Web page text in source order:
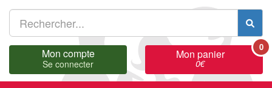
Mon compte
Se connecter
Mon panier
0€
0